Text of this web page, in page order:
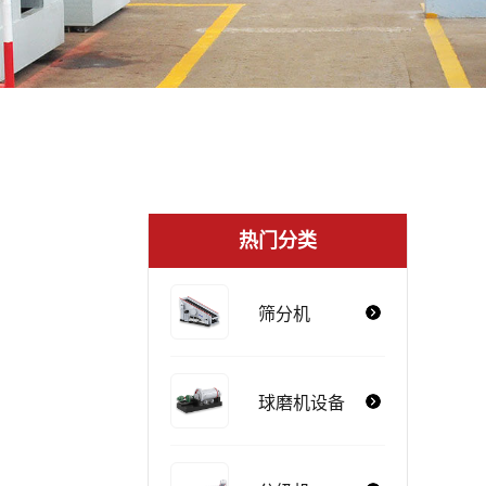
热门分类
筛分机
球磨机设备